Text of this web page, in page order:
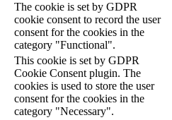
The cookie is set by GDPR
cookie consent to record the user
consent for the cookies in the
category "Functional".
This cookie is set by GDPR
Cookie Consent plugin. The
cookies is used to store the user
consent for the cookies in the
category "Necessary".